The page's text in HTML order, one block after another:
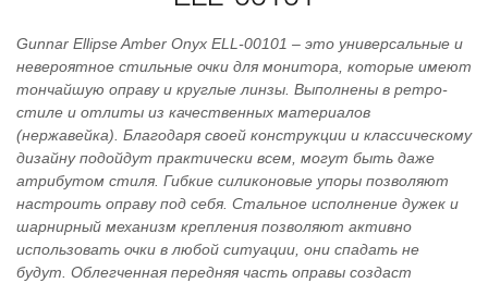
Gunnar Ellipse Amber Onyx ELL-00101 – это универсальные и
невероятное стильные очки для монитора, которые имеют
тончайшую оправу и круглые линзы. Выполнены в ретро-
стиле и отлиты из качественных материалов
(нержавейка). Благодаря своей конструкции и классическому
дизайну подойдут практически всем, могут быть даже
атрибутом стиля. Гибкие силиконовые упоры позволяют
настроить оправу под себя. Стальное исполнение дужек и
шарнирный механизм крепления позволяют активно
использовать очки в любой ситуации, они спадать не
будут. Облегченная передняя часть оправы создаст